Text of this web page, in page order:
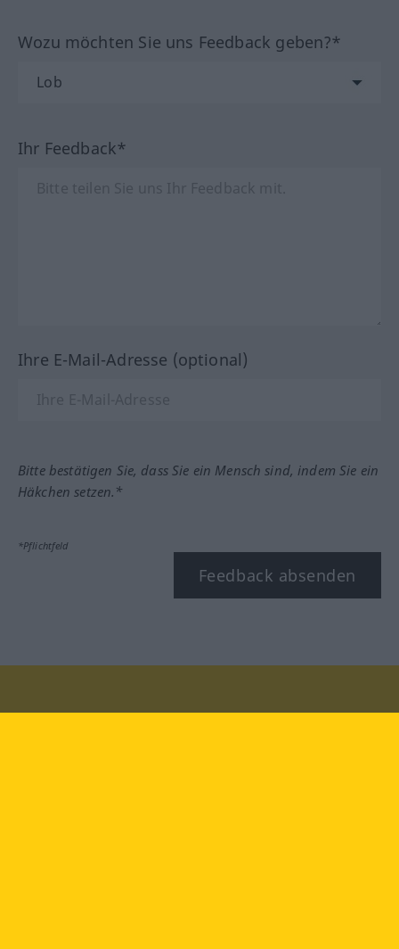
Wozu möchten Sie uns Feedback geben?*
Ihr Feedback*
Ihre E-Mail-Adresse (optional)
Bitte bestätigen Sie, dass Sie ein Mensch sind, indem Sie ein
Häkchen setzen.*
*Pflichtfeld
Feedback absenden
Besuchen Sie uns auf: